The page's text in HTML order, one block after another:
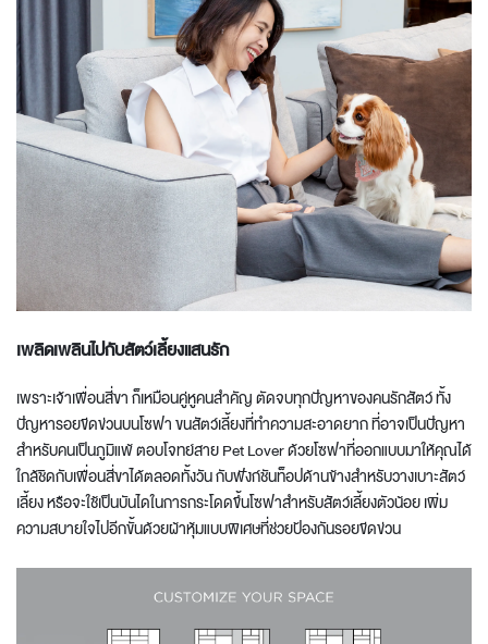
เพลิดเพลินไปกับสัตว์เลี้ยงแสนรัก
เพราะเจ้าเพื่อนสี่ขา ก็เหมือนคู่หูคนสำคัญ ตัดจบทุกปัญหาของคนรักสัตว์ ทั้ง
ปัญหารอยขีดข่วนบนโซฟา ขนสัตว์เลี้ยงที่ทำความสะอาดยาก ที่อาจเป็นปัญหา
สำหรับคนเป็นภูมิแพ้ ตอบโจทย์สาย Pet Lover ด้วยโซฟาที่ออกแบบมาให้คุณได้
ใกล้ชิดกับเพื่อนสี่ขาได้ตลอดทั้งวัน กับฟังก์ชันท็อปด้านข้างสำหรับวางเบาะสัตว์
เลี้ยง หรือจะใช้เป็นบันไดในการกระโดดขึ้นโซฟาสำหรับสัตว์เลี้ยงตัวน้อย เพิ่ม
ความสบายใจไปอีกขั้นด้วยผ้าหุ้มแบบพิเศษที่ช่วยป้องกันรอยขีดข่วน